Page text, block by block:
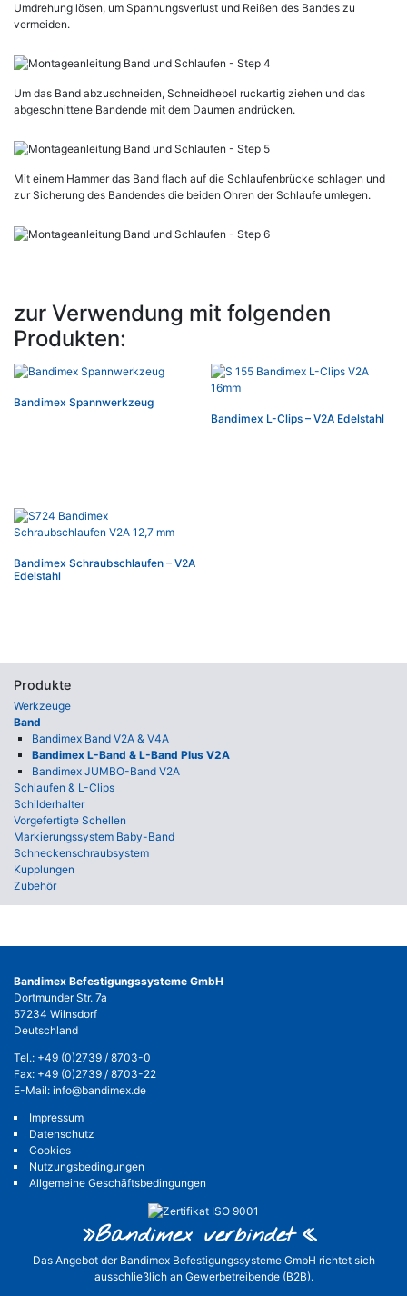
Umdrehung lösen, um Spannungsverlust und Reißen des Bandes zu
vermeiden.
Um das Band abzuschneiden, Schneidhebel ruckartig ziehen und das
abgeschnittene Bandende mit dem Daumen andrücken.
Mit einem Hammer das Band flach auf die Schlaufenbrücke schlagen und
zur Sicherung des Bandendes die beiden Ohren der Schlaufe umlegen.
zur Verwendung mit folgenden
Produkten:
Bandimex Spannwerkzeug
Bandimex L-Clips – V2A Edelstahl
Bandimex Schraubschlaufen – V2A
Edelstahl
Produkte
Werkzeuge
Band
Bandimex Band V2A & V4A
Bandimex L-Band & L-Band Plus V2A
Bandimex JUMBO-Band V2A
Schlaufen & L-Clips
Schilderhalter
Vorgefertigte Schellen
Markierungssystem Baby-Band
Schneckenschraubsystem
Kupplungen
Zubehör
Bandimex Befestigungssysteme GmbH
Dortmunder Str. 7a
57234 Wilnsdorf
Deutschland
Tel.: +49 (0)2739 / 8703-0
Fax: +49 (0)2739 / 8703-22
E-Mail: info@bandimex.de
Impressum
Datenschutz
Cookies
Nutzungsbedingungen
Allgemeine Geschäftsbedingungen
»Bandimex verbindet«
Das Angebot der Bandimex Befestigungssysteme GmbH richtet sich
ausschließlich an Gewerbetreibende (B2B).